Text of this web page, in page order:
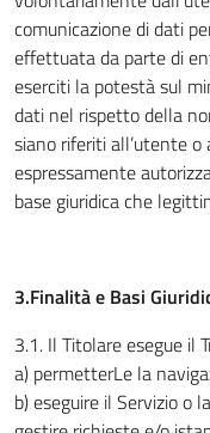
comunicazione di dati
effettuata da parte di
eserciti la potestà sul
dati nel rispetto della
siano riferiti all’utente
espressamente
base giuridica che
3.Finalità e Basi
3.1. Il Titolare esegue il
a) permetterLe la
b) eseguire il Servizio o